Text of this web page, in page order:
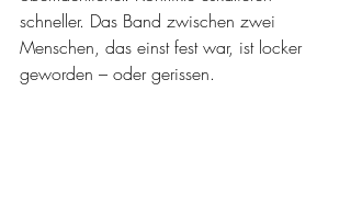
schneller. Das Band zwischen zwei
Menschen, das einst fest war, ist locker
geworden – oder gerissen.